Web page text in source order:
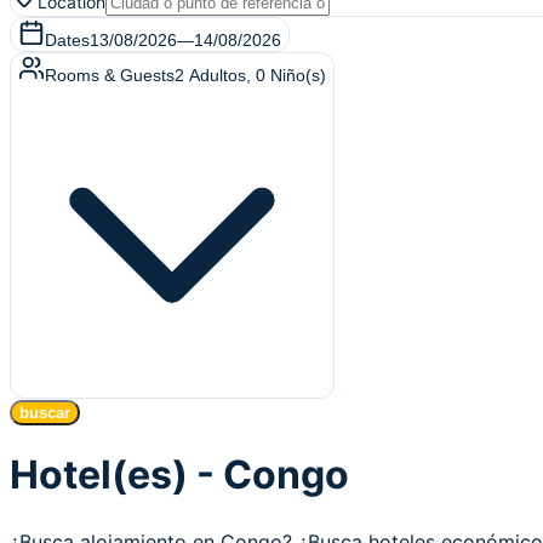
Dates13/08/2026—14/08/2026
Rooms & Guests2 Adultos 0 Niño(s)
buscar
Hotel(es) - Congo